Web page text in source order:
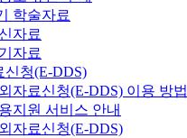
학술자료
자료
자료
신청(E-DDS)
자료신청(E-DDS) 이용 방법
지원 서비스 안내
자료신청(E-DDS)